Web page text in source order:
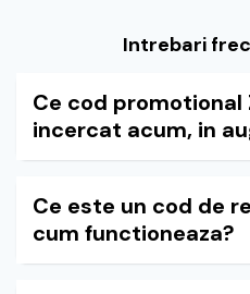
Intrebari
Ce cod promotional
incercat acum, in
Ce este un cod de
cum functioneaza?